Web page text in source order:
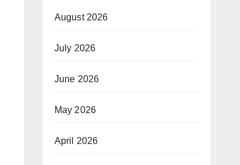
August 2026
July 2026
June 2026
May 2026
April 2026